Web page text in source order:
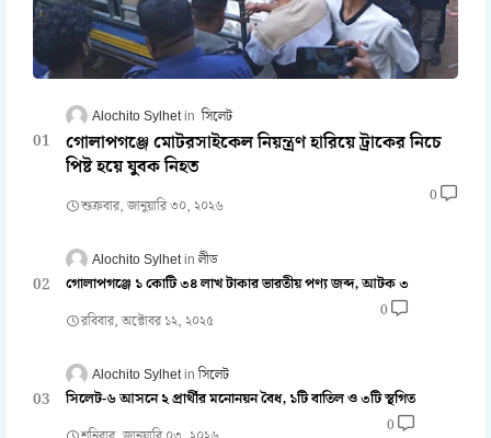
Alochito Sylhet সিলেট
গোলাপগঞ্জে মোটরসাইকেল নিয়ন্ত্রণ হারিয়ে ট্রাকের নিচে
পিষ্ট হয়ে যুবক নিহত
শুক্রবার, জানুয়ারি ৩০, ২০২৬
0
Alochito Sylhet লীড
গোলাপগঞ্জে ১ কোটি ৩৪ লাখ টাকার ভারতীয় পণ্য জব্দ, আটক ৩
রবিবার, অক্টোবর ১২, ২০২৫
0
Alochito Sylhet সিলেট
সিলেট-৬ আসনে ২ প্রার্থীর মনোনয়ন বৈধ, ১টি বাতিল ও ৩টি স্থগিত
0